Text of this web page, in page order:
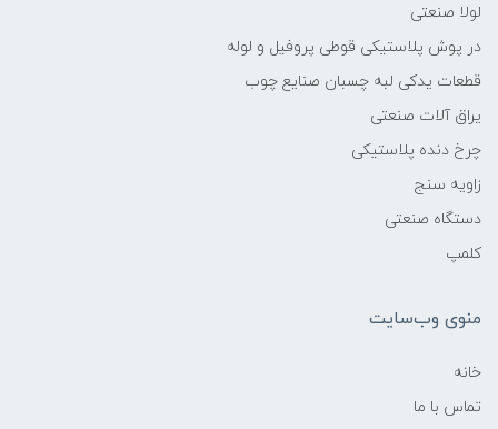
لولا صنعتی
در پوش پلاستیکی قوطی پروفیل و لوله
قطعات یدکی لبه چسبان صنایع چوب
یراق آلات صنعتی
چرخ دنده پلاستیکی
زاویه سنج
دستگاه صنعتی
کلمپ
منوی وب‌سایت
خانه
تماس با ما